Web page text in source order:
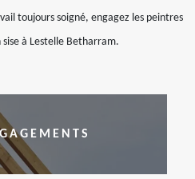
toujours soigné, engagez les peintres
à Lestelle Betharram.